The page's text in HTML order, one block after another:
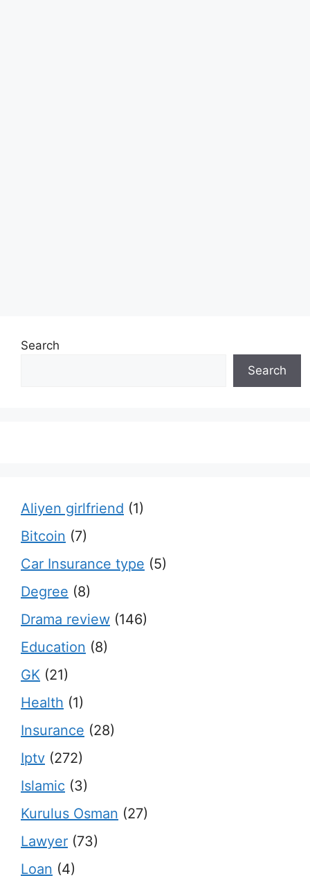
Search
Search
Aliyen girlfriend (1)
Bitcoin (7)
Car Insurance type (5)
Degree (8)
Drama review (146)
Education (8)
GK (21)
Health (1)
Insurance (28)
Iptv (272)
Islamic (3)
Kurulus Osman (27)
Lawyer (73)
Loan (4)